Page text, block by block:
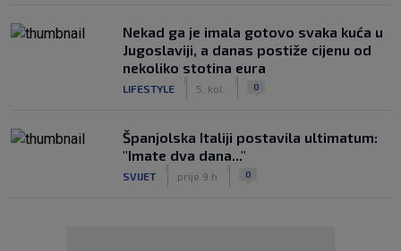
Nekad ga je imala gotovo svaka kuća u
Jugoslaviji, a danas postiže cijenu od
nekoliko stotina eura
LIFESTYLE 5. kol. 0
Španjolska Italiji postavila ultimatum:
"Imate dva dana..."
SVIJET prije 9 h 0